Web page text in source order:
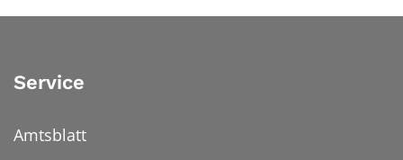
Service
Amtsblatt